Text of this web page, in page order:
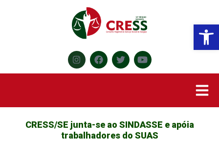
CRESS/SE junta-se ao SINDASSE e apóia
trabalhadores do SUAS